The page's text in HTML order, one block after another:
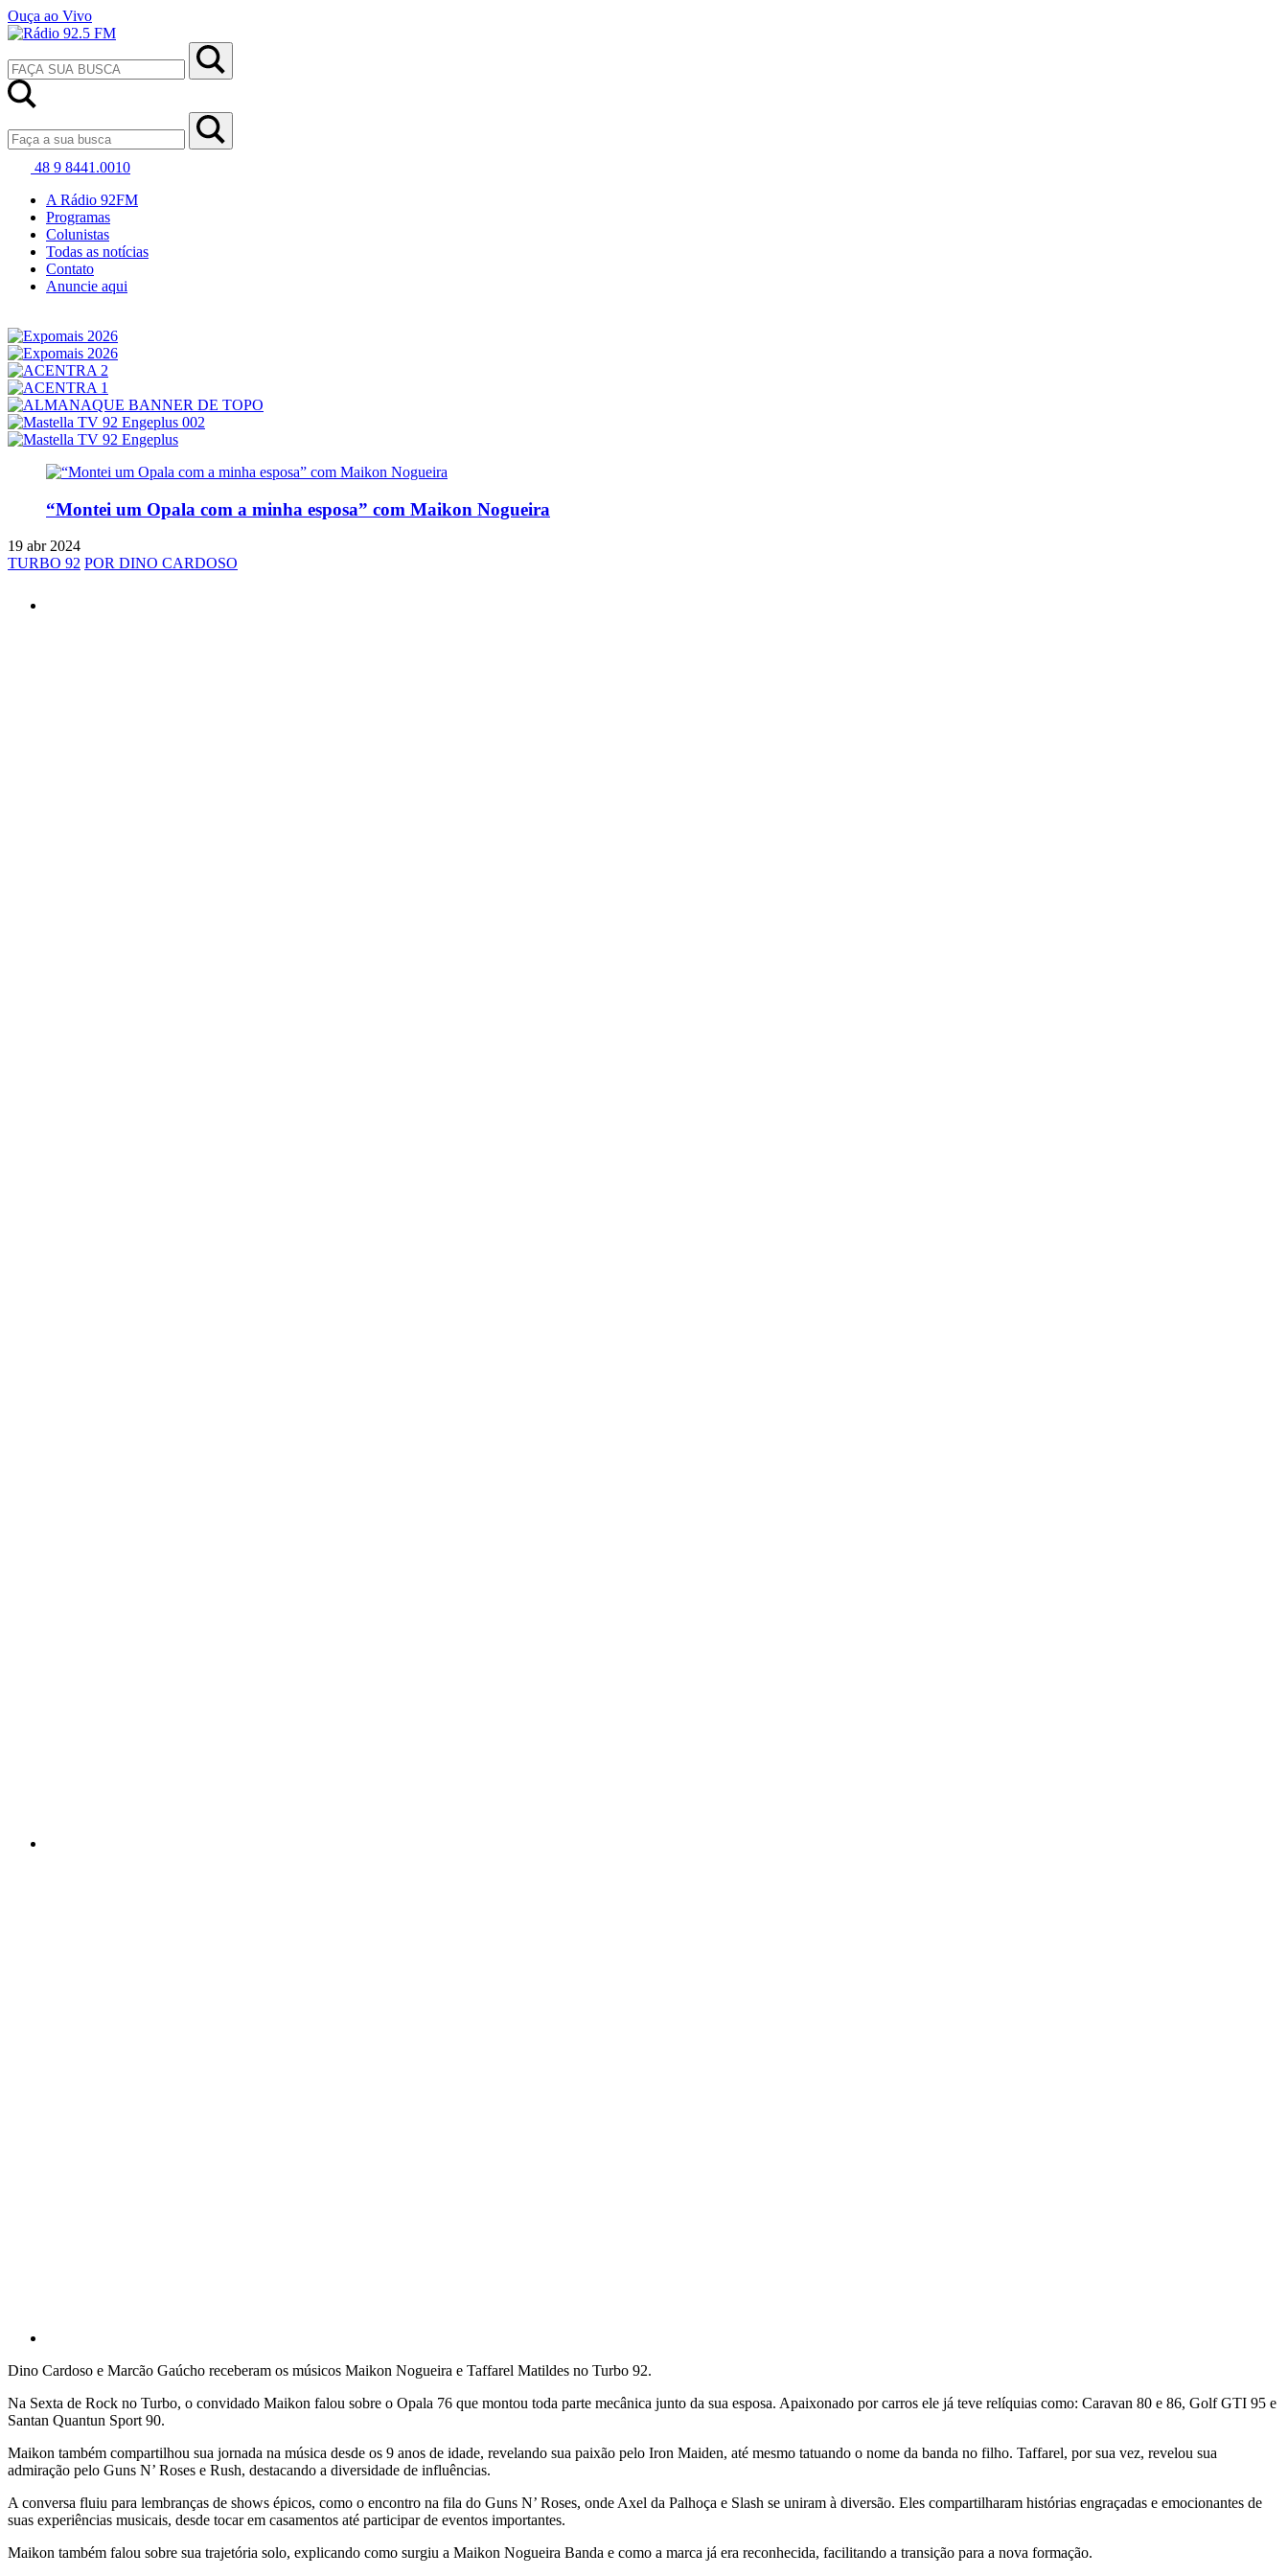
Ouça ao Vivo
48 9 8441.0010
A Rádio 92FM
Programas
Colunistas
Todas as notícias
Contato
Anuncie aqui
“Montei um Opala com a minha esposa” com Maikon Nogueira
19 abr 2024
TURBO 92 POR DINO CARDOSO
Dino Cardoso e Marcão Gaúcho receberam os músicos Maikon Nogueira e Taffarel Matildes no Turbo 92.
Na Sexta de Rock no Turbo, o convidado Maikon falou sobre o Opala 76 que montou toda parte mecânica junto da sua esposa. Apaixonado por carros ele já teve relíquias como: Caravan 80 e 86, Golf GTI 95 e
Santan Quantun Sport 90.
Maikon também compartilhou sua jornada na música desde os 9 anos de idade, revelando sua paixão pelo Iron Maiden, até mesmo tatuando o nome da banda no filho. Taffarel, por sua vez, revelou sua
admiração pelo Guns N’ Roses e Rush, destacando a diversidade de influências.
A conversa fluiu para lembranças de shows épicos, como o encontro na fila do Guns N’ Roses, onde Axel da Palhoça e Slash se uniram à diversão. Eles compartilharam histórias engraçadas e emocionantes de
suas experiências musicais, desde tocar em casamentos até participar de eventos importantes.
Maikon também falou sobre sua trajetória solo, explicando como surgiu a Maikon Nogueira Banda e como a marca já era reconhecida, facilitando a transição para a nova formação.